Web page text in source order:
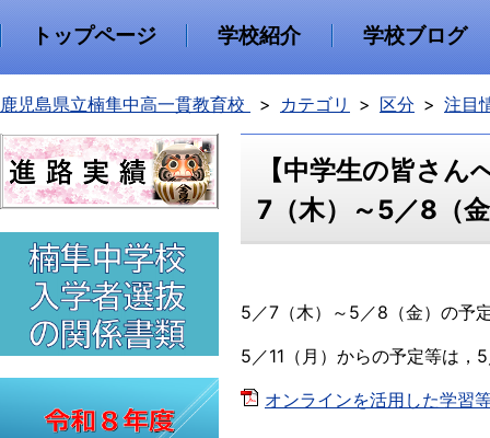
トップページ 学校紹介 学校ブログ
鹿児島県立楠隼中高一貫教育校 カテゴリ 区分 注目
【中学生の皆さ
7（木）～5／8（
5／7（木）～5／8（金）の予
5／11（月）からの予定等は，
オンラインを活用した学習